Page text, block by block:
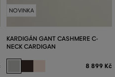
NOVINKA
KARDIGÁN GANT CASHMERE C-
NECK CARDIGAN
8 899 Kč